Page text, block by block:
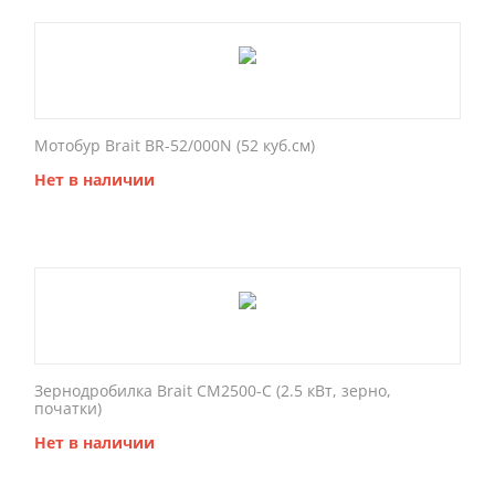
Мотобур Brait BR-52/000N (52 куб.см)
Нет в наличии
Зернодробилка Brait CM2500-C (2.5 кВт, зерно,
початки)
Нет в наличии